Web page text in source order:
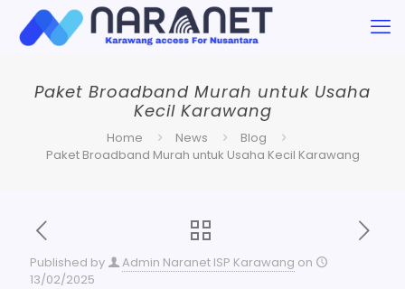
Paket Broadband Murah untuk Usaha
Kecil Karawang
Home News
Blog
Paket Broadband Murah untuk Usaha Kecil Karawang
Published by Admin Naranet ISP Karawang on
13/02/2025